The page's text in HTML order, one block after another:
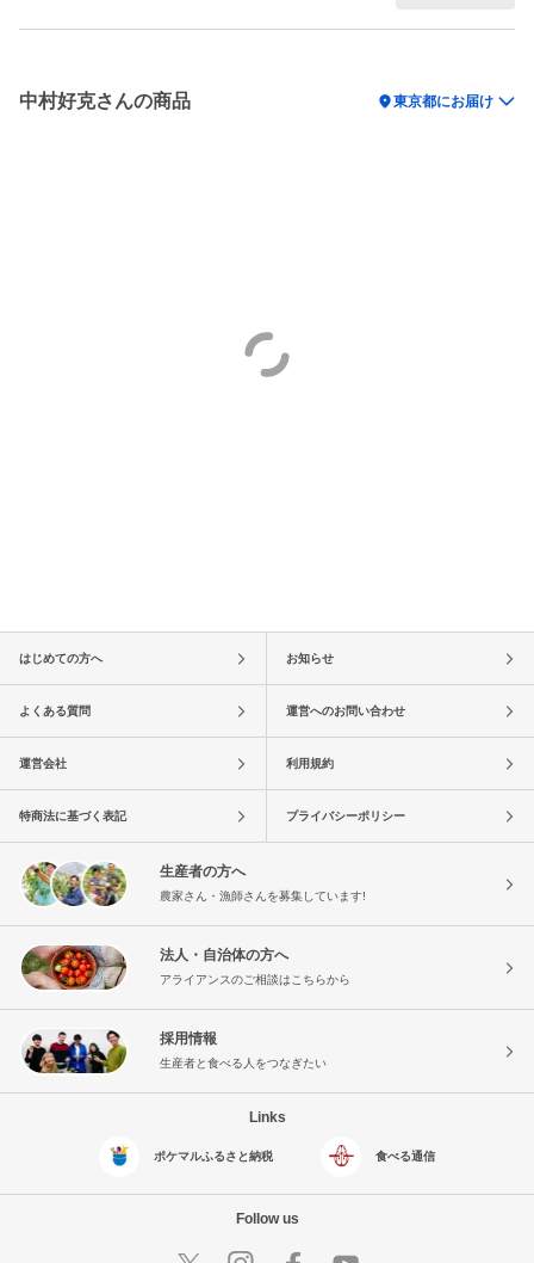
中村好克さんの商品 location_on東京都にお届け
はじめての方へ お知らせ
よくある質問 運営へのお問い合わせ
運営会社 利用規約
特商法に基づく表記 プライバシーポリシー
生産者の方へ
農家さん・漁師さんを募集しています!
法人・自治体の方へ
アライアンスのご相談はこちらから
採用情報
生産者と食べる人をつなぎたい
Links
ポケマルふるさと納税 食べる通信
Follow us